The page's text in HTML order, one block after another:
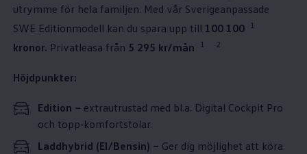
utrymme för hela familjen. Med vår Sverigeanpassade
SWE Editionmodell kan du spara upp till 100 100⁠ 1
kronor. Privatleasa från 5 295 kr/mån 1 2
Höjdpunkter:
Edition – extrautrustad med bl.a. Digital Cockpit Pro
och topp‑komfortstolar.
Laddhybrid (El/Bensin) – Ger dig möjlighet att köra